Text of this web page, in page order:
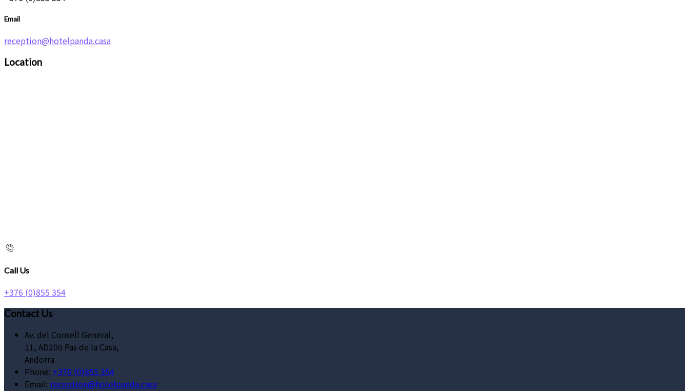
Email
reception@hotelpanda.casa
Location
Call Us
+376 (0)855 354
Contact Us
Av. del Consell General,
11, AD200 Pas de la Casa,
Andorra
Phone: +376 (0)855 354
Email: reception@hotelpanda.casa